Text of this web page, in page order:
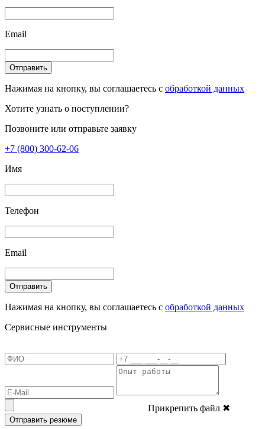
Email
Отправить
Нажимая на кнопку, вы соглашаетесь с обработкой данных
Хотите узнать о поступлении?
Позвоните или отправьте заявку
+7 (800) 300-62-06
Имя
Телефон
Email
Отправить
Нажимая на кнопку, вы соглашаетесь с обработкой данных
Сервисные инструменты
Прикрепить файл ✖
Отправить резюме